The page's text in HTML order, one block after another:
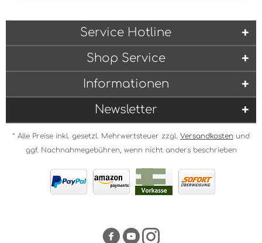
Service Hotline
Shop Service
Informationen
Newsletter
* Alle Preise inkl. gesetzl. Mehrwertsteuer zzgl. Versandkosten und
ggf. Nachnahmegebühren, wenn nicht anders beschrieben